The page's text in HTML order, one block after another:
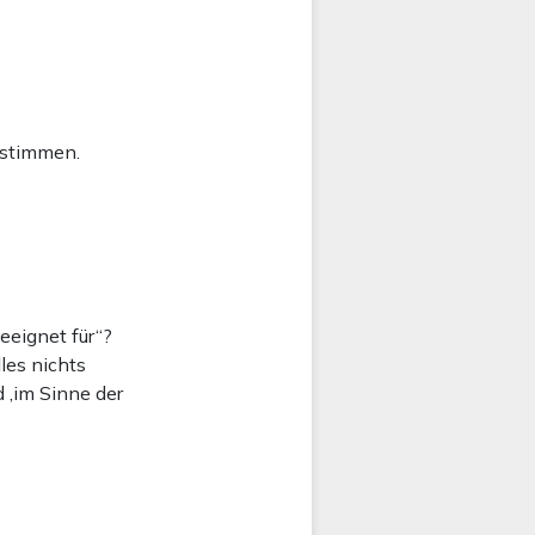
für“?
nichts
Sinne der